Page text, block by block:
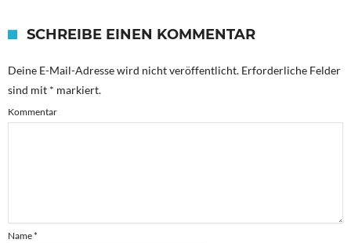
SCHREIBE EINEN KOMMENTAR
Deine E-Mail-Adresse wird nicht veröffentlicht. Erforderliche Felder
sind mit * markiert.
Kommentar
Name*